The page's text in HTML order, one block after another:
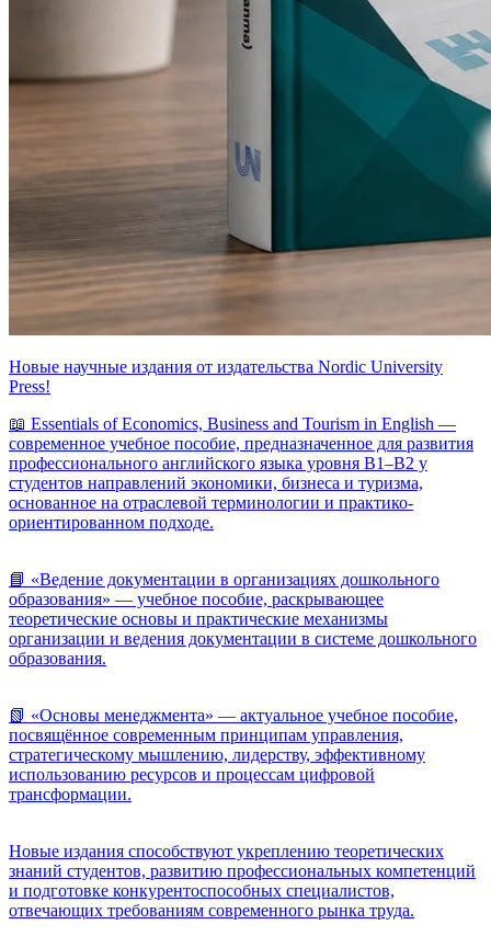
Новые научные издания от издательства Nordic University
Press!
📖 Essentials of Economics, Business and Tourism in English —
современное учебное пособие, предназначенное для развития
профессионального английского языка уровня B1–B2 у
студентов направлений экономики, бизнеса и туризма,
основанное на отраслевой терминологии и практико-
ориентированном подходе.
📘 «Ведение документации в организациях дошкольного
образования» — учебное пособие, раскрывающее
теоретические основы и практические механизмы
организации и ведения документации в системе дошкольного
образования.
📗 «Основы менеджмента» — актуальное учебное пособие,
посвящённое современным принципам управления,
стратегическому мышлению, лидерству, эффективному
использованию ресурсов и процессам цифровой
трансформации.
Новые издания способствуют укреплению теоретических
знаний студентов, развитию профессиональных компетенций
и подготовке конкурентоспособных специалистов,
отвечающих требованиям современного рынка труда.